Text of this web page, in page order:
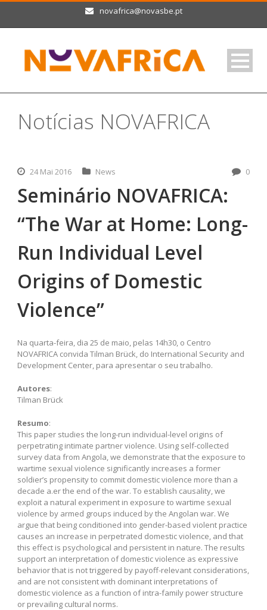
novafrica@novasbe.pt
Notícias NOVAFRICA
24 Mai 2016 News 0
Seminário NOVAFRICA:
“The War at Home: Long-
Run Individual Level
Origins of Domestic
Violence”
Na quarta-feira, dia 25 de maio, pelas 14h30, o Centro
NOVAFRICA convida Tilman Brück, do International Security and
Development Center, para apresentar o seu trabalho.
Autores:
Tilman Brück
Resumo:
This paper studies the long-run individual-level origins of
perpetrating intimate partner violence. Using self-collected
survey data from Angola, we demonstrate that the exposure to
wartime sexual violence significantly increases a former
soldier’s propensity to commit domestic violence more than a
decade a.er the end of the war. To establish causality, we
exploit a natural experiment in exposure to wartime sexual
violence by armed groups induced by the Angolan war. We
argue that being conditioned into gender-based violent practice
causes an increase in perpetrated domestic violence, and that
this effect is psychological and persistent in nature. The results
support an interpretation of domestic violence as expressive
behavior that is not triggered by payoff-relevant considerations,
and are not consistent with dominant interpretations of
domestic violence as a function of intra-family power structure
or prevailing cultural norms.